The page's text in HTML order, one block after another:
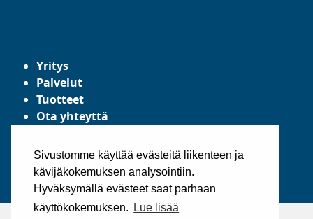
Sivustomme käyttää evästeitä liikenteen ja
kävijäkokemuksen analysointiin.
Hyväksymällä evästeet saat parhaan
käyttökokemuksen.
Lue lisää
Yritys
Palvelut
Tuotteet
Ota yhteyttä
Yleiset toimitusehdot